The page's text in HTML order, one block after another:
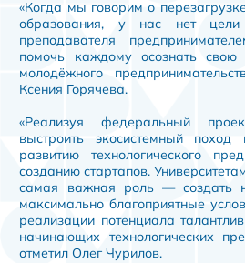
«Когда мы говорим о
образования, у нас нет цели
преподавателя
помочь каждому осознать свою
молодёжного
Ксения Горячева.
«Реализуя федеральный
выстроить экосистемный поход
развитию технологического
созданию стартапов.
самая важная роль — создать
максимально благоприятные
реализации потенциала
начинающих технологических
отметил Олег Чурилов.